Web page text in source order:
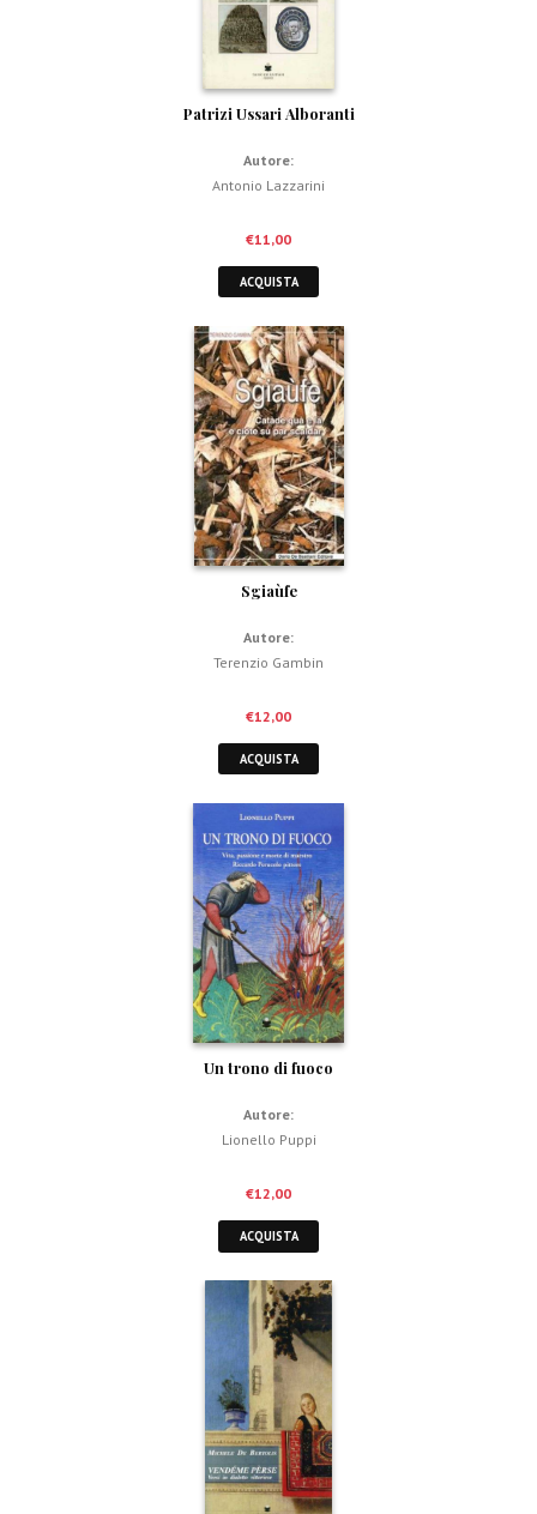
Patrizi Ussari Alboranti
Autore:
Antonio Lazzarini
€11,00
ACQUISTA
Sgiaùfe
Autore:
Terenzio Gambin
€12,00
ACQUISTA
Un trono di fuoco
Autore:
Lionello Puppi
€12,00
ACQUISTA